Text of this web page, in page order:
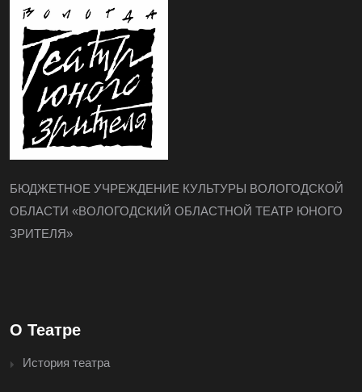
БЮДЖЕТНОЕ УЧРЕЖДЕНИЕ КУЛЬТУРЫ ВОЛОГОДСКОЙ
ОБЛАСТИ «ВОЛОГОДСКИЙ ОБЛАСТНОЙ ТЕАТР ЮНОГО
ЗРИТЕЛЯ»
О Театре
История театра